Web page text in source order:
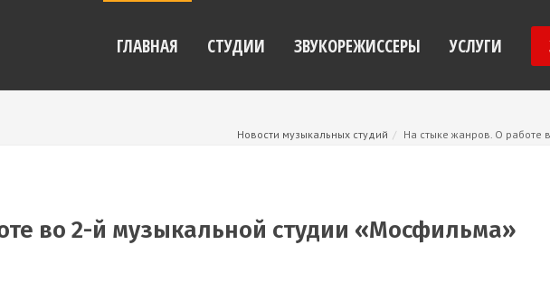
ГЛАВНАЯ СТУДИИ ЗВУКОРЕЖИССЕРЫ УСЛУГИ
Новости музыкальных студий На стыке жанров. О работе
во 2-й музыкальной студии «Мосфильма»